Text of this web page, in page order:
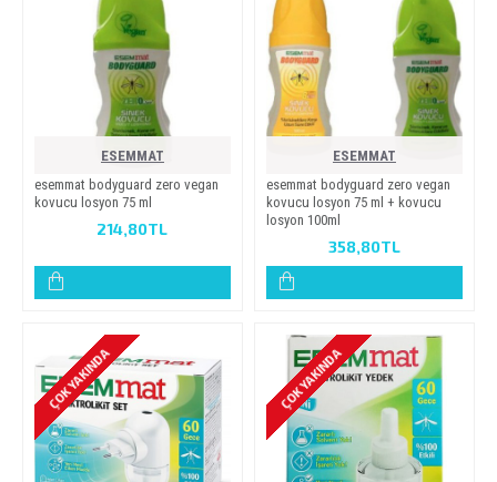
ESEMMAT
esemmat bodyguard zero vegan
kovucu losyon 75 ml
214,80TL
ESEMMAT
esemmat bodyguard zero vegan
kovucu losyon 75 ml + kovucu
losyon 100ml
358,80TL
ÇOK YAKINDA ÇOK YAKINDA